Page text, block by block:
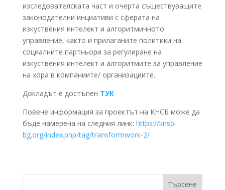
изследователската част и очерта съществуващите
законодателни инциативи с сферата на
изкуствения интелект и алгоритмичното
управление, както и прилаганите политики на
социалните партньори за регулиране на
изкуствения интелект и алгоритмите за управление
на хора в компаниите/ организациите.
Докладът е достъпен ТУК
Повече информация за проектът на КНСБ може да
бъде намерена на следния линк: https://knsb-
bg.org/index.php/tag/transformwork-2/
Търсене